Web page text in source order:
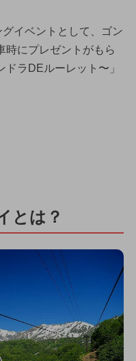
イベントとして、ゴン
時にプレゼントがもら
ラDEルーレット〜」
とは？